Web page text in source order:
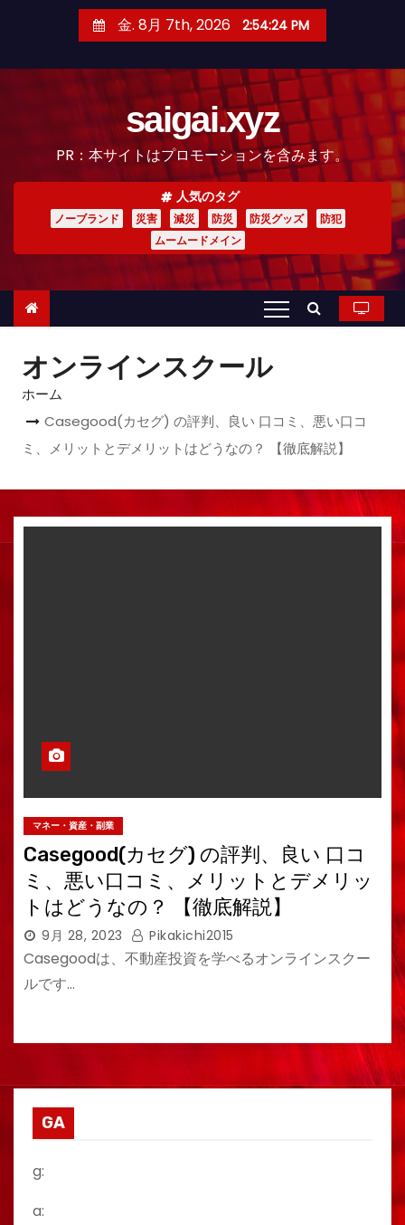
金. 8月 7th, 2026 2:54:25 PM
saigai.xyz
PR：本サイトはプロモーションを含みます。
人気のタグ
ノーブランド 災害 減災 防災 防災グッズ
防犯
ムームードメイン
オンラインスクール
ホーム
Casegood(カセグ) の評判、良い 口コミ、悪い口コ
ミ、メリットとデメリットはどうなの？ 【徹底解説】
マネー・資産・副業
Casegood(カセグ) の評判、良い 口コ
ミ、悪い口コミ、メリットとデメリッ
トはどうなの？ 【徹底解説】
9月 28, 2023 Pikakichi2015
Casegoodは、不動産投資を学べるオンラインスクー
ルです…
GA
g:
a: